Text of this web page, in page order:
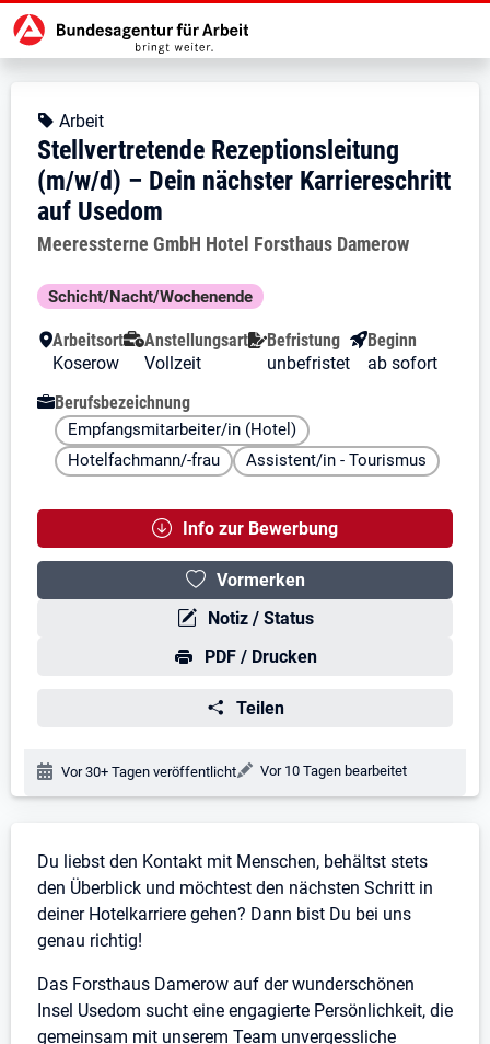
Zur Jobsuche Startseite
Stellendetails zu:
Stellvertretende
Stellvertretende
Kopfbereich
Angebotsart:
Arbeit
Stellvertretende Rezeptionsleitung
(m/w/d) – Dein nächster Karriereschritt
auf Usedom
Arbeitgeber:
Meeressterne GmbH Hotel Forsthaus Damerow
Besondere Merkmale
Schicht/Nacht/Wochenende
Arbeitsort
Koserow
Anstellungsart
Vollzeit
Befristung
unbefristet
Beginn
ab sofort
Berufsbezeichnung
Empfangsmitarbeiter/in (Hotel)
Hotelfachmann/-frau
Assistent/in - Tourismus
Info zur Bewerbung
Vormerken
Notiz / Status
PDF / Drucken
Teilen
Veröffentlichungsdatum:
Vor 30+ Tagen veröffentlicht Änderungsdatum:
Vor 10 Tagen bearbeitet
Stellenbeschreibung
Du liebst den Kontakt mit Menschen, behältst stets
den Überblick und möchtest den nächsten Schritt in
deiner Hotelkarriere gehen? Dann bist Du bei uns
genau richtig!
Das Forsthaus Damerow auf der wunderschönen
Insel Usedom sucht eine engagierte Persönlichkeit, die
gemeinsam mit unserem Team unvergessliche